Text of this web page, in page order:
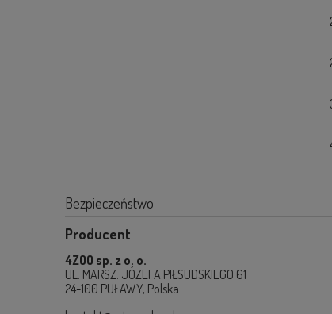
Bezpieczeństwo
Producent
4ZOO sp. z o. o.
UL. MARSZ. JÓZEFA PIŁSUDSKIEGO 61
24-100 PUŁAWY, Polska